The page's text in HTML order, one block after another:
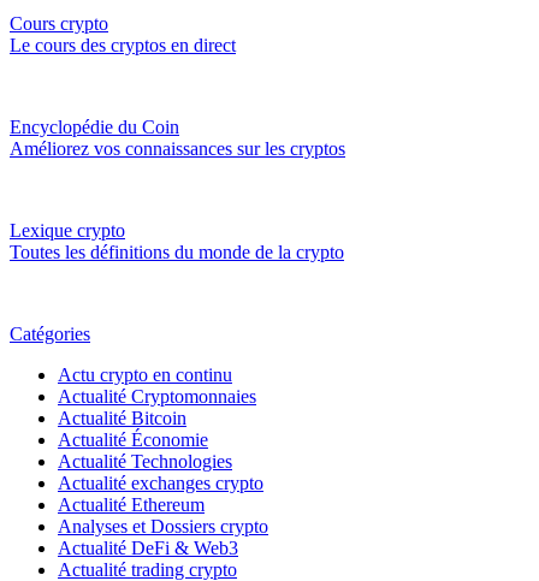
Cours crypto
Le cours des cryptos en direct
Encyclopédie du Coin
Améliorez vos connaissances sur les cryptos
Lexique crypto
Toutes les définitions du monde de la crypto
Catégories
Actu crypto en continu
Actualité Cryptomonnaies
Actualité Bitcoin
Actualité Économie
Actualité Technologies
Actualité exchanges crypto
Actualité Ethereum
Analyses et Dossiers crypto
Actualité DeFi & Web3
Actualité trading crypto